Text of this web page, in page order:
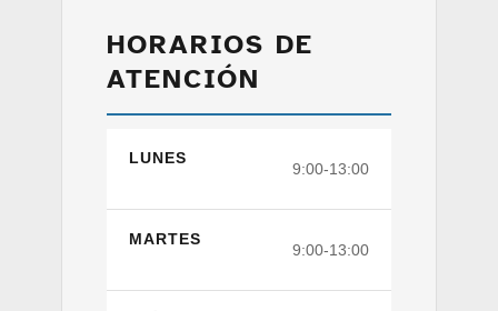
HORARIOS DE
ATENCIÓN
LUNES
9:00-13:00
MARTES
9:00-13:00